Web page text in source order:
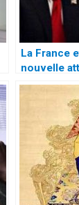
La France
nouvelle
l’armée